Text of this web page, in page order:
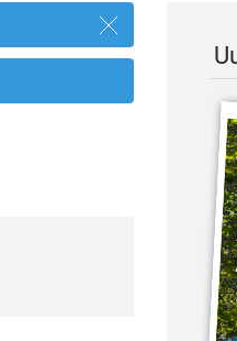
Sulje
ilmoitus